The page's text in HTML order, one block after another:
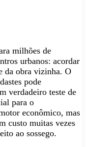
milhões de
urbanos: acordar
da obra vizinha. O
pode
verdadeiro teste de
para o
econômico, mas
custo muitas vezes
ao sossego.